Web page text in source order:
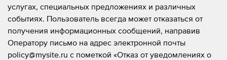
услугах, специальных предложениях и различных
событиях. Пользователь всегда может отказаться от
получения информационных сообщений, направив
Оператору письмо на адрес электронной почты
policy@mysite.ru с пометкой «Отказ от уведомлениях о